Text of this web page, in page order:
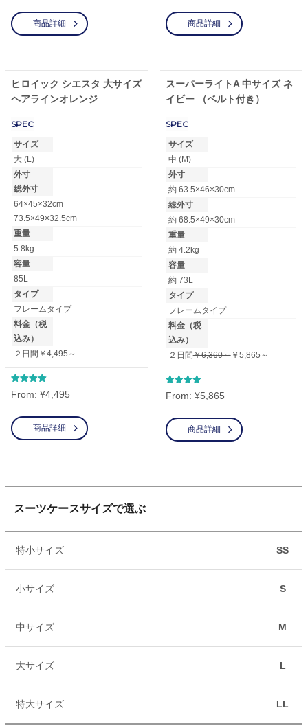
商品詳細 商品詳細
ヒロイック シエスタ 大サイズ
ヘアラインオレンジ
SPEC
サイズ
大 (L)
外寸
総外寸
64×45×32cm
73.5×49×32.5cm
重量
5.8kg
容量
85L
タイプ
フレームタイプ
料金（税
込み）
２日間￥4,495～
5段階中
4.83
From: ¥4,495
商品詳細
スーパーライトA 中サイズ ネ
イビー （ベルト付き）
SPEC
サイズ
中 (M)
外寸
約 63.5×46×30cm
総外寸
約 68.5×49×30cm
重量
約 4.2kg
容量
約 73L
タイプ
フレームタイプ
料金（税
込み）
２日間￥6,360～￥5,865～
5段階中
4.67
From: ¥5,865
商品詳細
スーツケースサイズで選ぶ
特小サイズ SS
小サイズ S
中サイズ M
大サイズ L
特大サイズ LL